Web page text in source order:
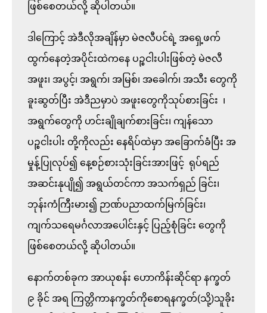
ဖြစ်စေတယ်လို့ ဆိုပါတယ်။
ဒါကြောင့် အဲဒီလိုအချိန်မှာ မဲဇလီပင်ရဲ့ အရှေ့ဖက်
ထွက်နေတဲ့အပိုင်းထဲကနေ ပဉ္စငါးပါးဖြစ်တဲ့ မဲဇလီ
အဖူး၊ အပွင့်၊ အရွက်၊ အမြစ်၊ အခေါက်၊ အသီး တွေကို
ခူးဆွတ်ပြီး အဲဒီညမှာပဲ အဖူးတွေကိုသုပ်စားခြင်း  ၊
အရွက်တွေကို ဟင်းချိုချက်စားခြင်း၊ ကျန်သော
ပဉ္စငါးပါး တို့ကိုလည်း နေရိပ်ထဲမှာ အခြောက်ခံပြီး အ
မှုန့်ပြုလုပ်၍ နေ့စဉ်စားသုံးခြင်းအားဖြင့်  ရုပ်ရည်
အဆင်းနုပျို၍ အရွယ်တင်ကာ အသက်ရှည် ခြင်း၊
ဘုန်းကံကြီးမား၍ ဉာဏ်ပညာထက်မြက်ခြင်း၊
ကျက်သရေမင်္ဂလာအပေါင်းနှင့် ပြည့်စုံခြင်း တွေကို
ဖြစ်စေတယ်လို့ ဆိုပါတယ်။
နောက်တစ်ခုက အာယုစန်း ဟောကိန်းဆိုင်ရာ နက္ခတ်
၉ ခိုင် အရ ကြတ္တိကာနက္ခတ်ကိုစောရနက္ခတ်(သို့)သူခိုး